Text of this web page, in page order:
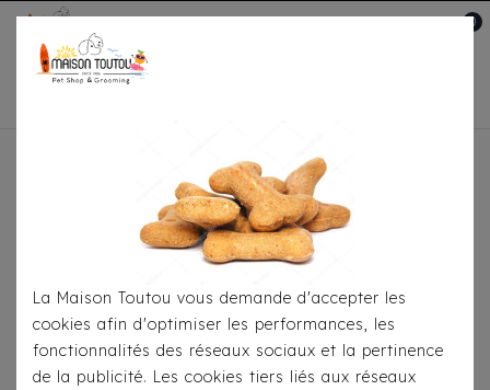
0
Accueil
Pour
Imperméables
Coupe-Vent Molokai -
Milk & Pepper
La Maison Toutou vous demande d'accepter les
cookies afin d'optimiser les performances, les
fonctionnalités des réseaux sociaux et la pertinence
de la publicité. Les cookies tiers liés aux réseaux